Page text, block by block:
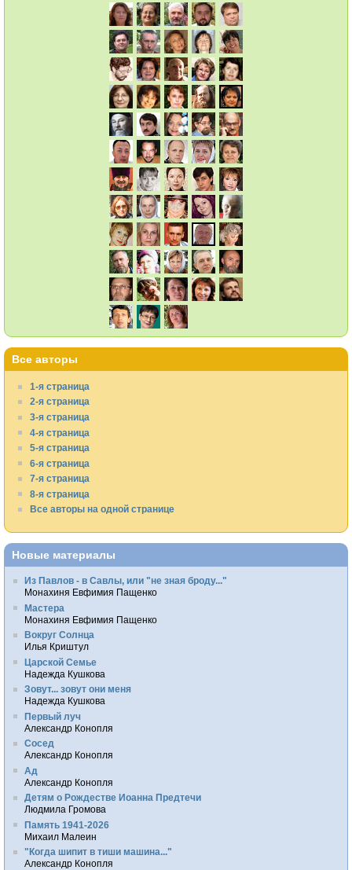
Все авторы
1-я страница
2-я страница
3-я страница
4-я страница
5-я страница
6-я страница
7-я страница
8-я страница
Все авторы на одной странице
Новые материалы
Из Павлов - в Савлы, или "не зная броду..."
Монахиня Евфимия Пащенко
Мастера
Монахиня Евфимия Пащенко
Вокруг Солнца
Илья Криштул
Царской Семье
Надежда Кушкова
Зовут... зовут они меня
Надежда Кушкова
Первый луч
Александр Конопля
Сосед
Александр Конопля
Ад
Александр Конопля
Детям о Рождестве Иоанна Предтечи
Людмила Громова
Память 1941-2026
Михаил Малеин
"Когда шипит в тиши машина..."
Александр Конопля